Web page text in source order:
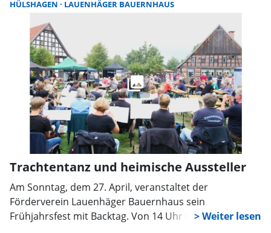
HÜLSHAGEN LAUENHÄGER BAUERNHAUS
Trachtentanz und heimische Aussteller
Am Sonntag, dem 27. April, veranstaltet der
Förderverein Lauenhäger Bauernhaus sein
Frühjahrsfest mit Backtag. Von 14 Uhr bis 17 Uhr